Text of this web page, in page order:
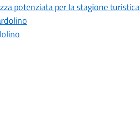
potenziata per la stagione turistica